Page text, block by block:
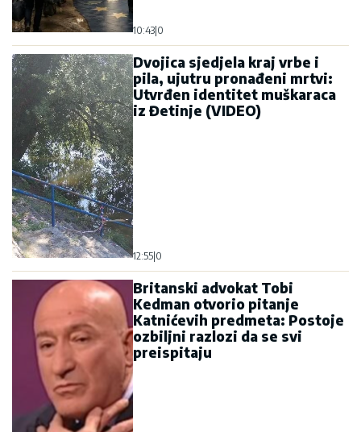
10:43|0
Dvojica sjedjela kraj vrbe i
pila, ujutru pronađeni mrtvi:
Utvrđen identitet muškaraca
iz Đetinje (VIDEO)
12:55|0
Britanski advokat Tobi
Kedman otvorio pitanje
Katnićevih predmeta: Postoje
ozbiljni razlozi da se svi
preispitaju